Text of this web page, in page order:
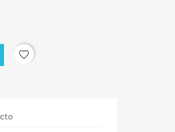
favorite_border